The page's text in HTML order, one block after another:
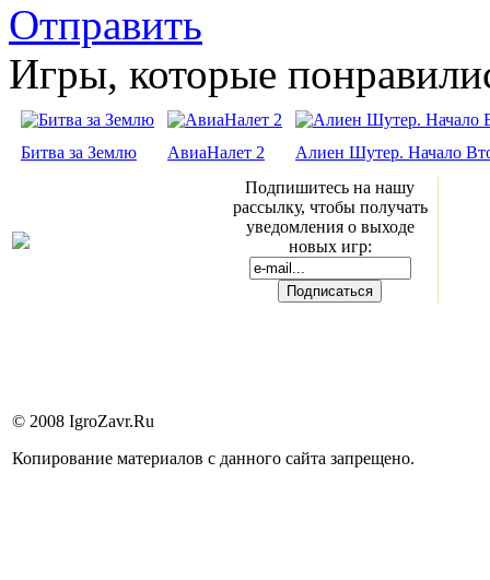
Отправить
Игры, которые
Битва за Землю АвиаНалет 2
Алиен Шутер. Начало
Подпишитесь на нашу
рассылку, чтобы получать
уведомления о выходе
новых игр:
© 2008 IgroZavr.Ru
Копирование материалов с данного сайта запрещено.